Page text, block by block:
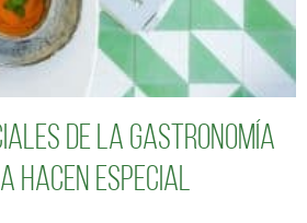
de la gastronomía
hacen especial